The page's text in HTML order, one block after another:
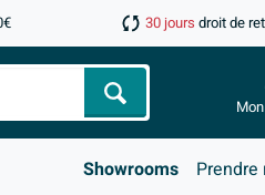
30 jours droit de
Chercher
Showrooms Prendre